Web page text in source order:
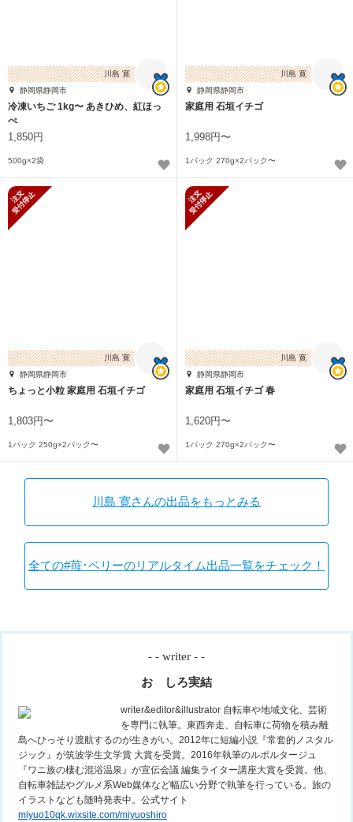
川島 寛
静岡県静岡市
冷凍いちご 1kg〜 あきひめ、紅ほっ
ぺ
1,850円
500g×2袋
川島 寛
静岡県静岡市
家庭用 石垣イチゴ
1,998円〜
1パック 270g×2パック〜
川島 寛
静岡県静岡市
ちょっと小粒 家庭用 石垣イチゴ
1,803円〜
1パック 250g×2パック〜
川島 寛
静岡県静岡市
家庭用 石垣イチゴ 春
1,620円〜
1パック 270g×2パック〜
川島 寛さんの出品をもっとみる
全ての#苺･ベリーのリアルタイム出品一覧をチェック！
- - writer - -
おゝしろ実結
writer&editor&illustrator 自転車や地域文化、芸術
を専門に執筆。東西奔走、自転車に荷物を積み離
島へひっそり渡航するのが生きがい。2012年に短編小説『常套的ノスタル
ジック』が筑波学生文学賞 大賞を受賞。2016年執筆のルポルタージュ
『ワニ族の棲む混浴温泉』が宣伝会議 編集ライター講座大賞を受賞。他、
自転車雑誌やグルメ系Web媒体など幅広い分野で執筆を行っている。旅の
イラストなども随時発表中。公式サイト
miyuo10qk.wixsite.com/miyuoshiro